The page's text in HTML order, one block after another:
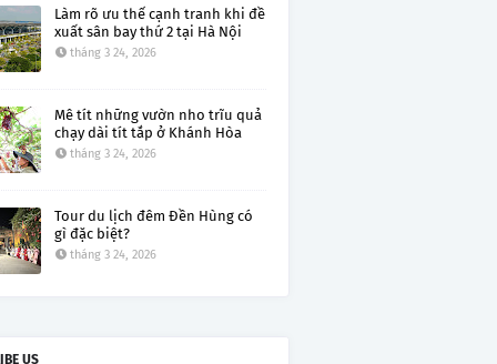
Làm rõ ưu thế cạnh tranh khi đề
xuất sân bay thứ 2 tại Hà Nội
tháng 3 24, 2026
Mê tít những vườn nho trĩu quả
chạy dài tít tắp ở Khánh Hòa
tháng 3 24, 2026
Tour du lịch đêm Đền Hùng có
gì đặc biệt?
tháng 3 24, 2026
US